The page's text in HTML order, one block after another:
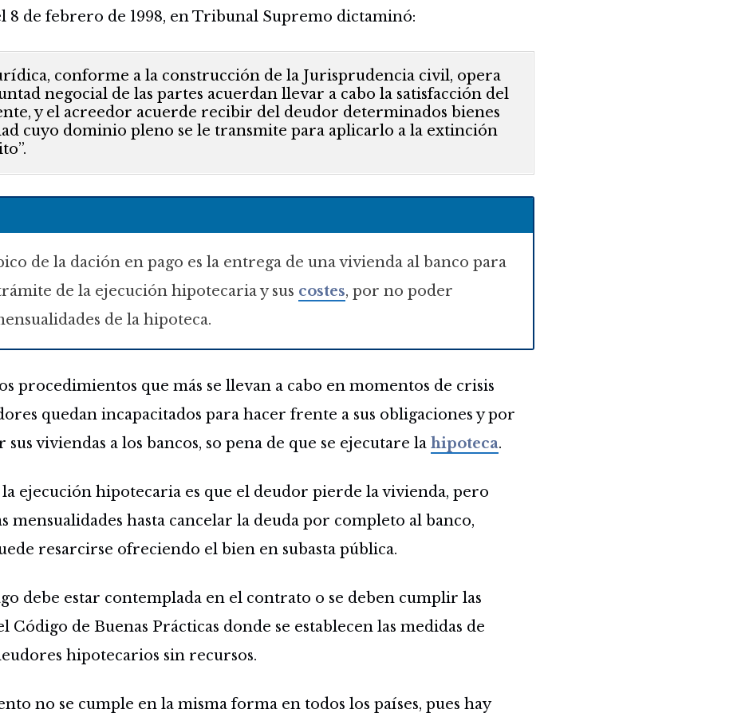
8 de febrero de 1998, en Tribunal Supremo dictaminó:
conforme a la construcción de la Jurisprudencia civil, opera
negocial de las partes acuerdan llevar a cabo la satisfacción del
y el acreedor acuerde recibir del deudor determinados bienes
cuyo dominio pleno se le transmite para aplicarlo a la extinción
de la dación en pago es la entrega de una vivienda al banco para
de la ejecución hipotecaria y sus costes, por no poder
de la hipoteca.
procedimientos que más se llevan a cabo en momentos de crisis
quedan incapacitados para hacer frente a sus obligaciones y por
sus viviendas a los bancos, so pena de que se ejecutare la hipoteca.
ejecución hipotecaria es que el deudor pierde la vivienda, pero
mensualidades hasta cancelar la deuda por completo al banco,
resarcirse ofreciendo el bien en subasta pública.
debe estar contemplada en el contrato o se deben cumplir las
Código de Buenas Prácticas donde se establecen las medidas de
hipotecarios sin recursos.
no se cumple en la misma forma en todos los países, pues hay